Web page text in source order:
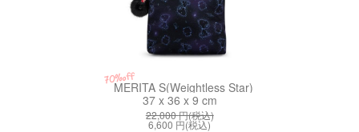
70%off
MERITA S(Weightless Star)
37 x 36 x 9 cm
22,000円(税込)
6,600 円(税込)